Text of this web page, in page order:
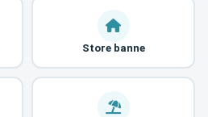
Store banne